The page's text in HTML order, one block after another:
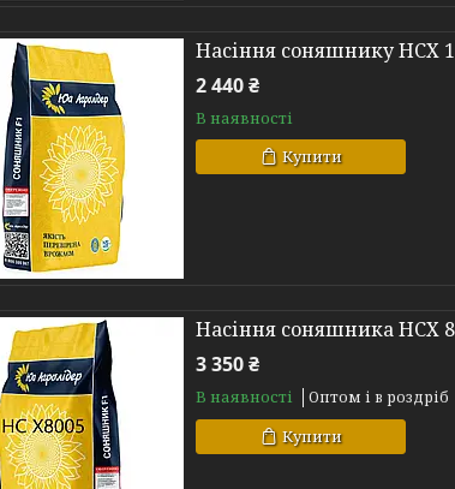
Насіння соняшнику НСХ
2 440 ₴
В наявності
Купити
Насіння соняшника НСХ
3 350 ₴
В наявності Оптом і в роздріб
Купити